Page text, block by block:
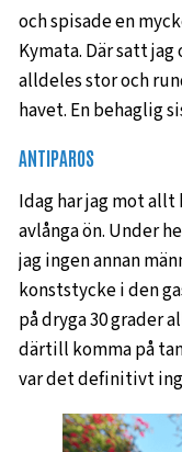
och spisade en
Kymata. Där satt
alldeles stor och
havet. En behaglig
ANTIPAROS
Idag har jag mot
avlånga ön. Under
jag ingen annan
konststycke i den
på dryga 30 grader
därtill komma på
var det definitivt